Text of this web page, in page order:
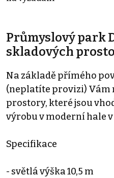
Průmyslový park
skladových
Na základě přímého
(neplatíte provizi) Vám
prostory, které jsou
výrobu v moderní hale
Specifikace
- světlá výška 10,5 m